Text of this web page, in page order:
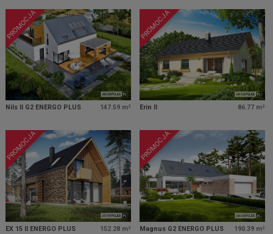
PROMOCJA
Nils II G2 ENERGO PLUS 147.59 m²
PROMOCJA
Erin II 86.77 m²
PROMOCJA
EX 15 II ENERGO PLUS 152.28 m²
PROMOCJA
Magnus G2 ENERGO PLUS 190.39 m²